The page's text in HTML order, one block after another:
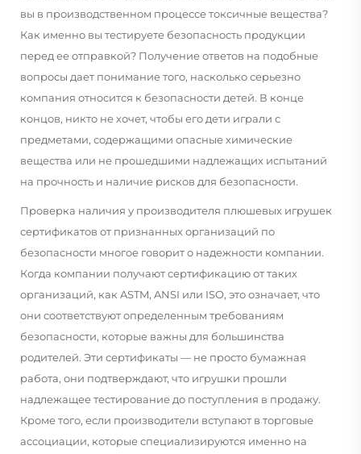
вы в производственном процессе токсичные вещества?
Как именно вы тестируете безопасность продукции
перед ее отправкой? Получение ответов на подобные
вопросы дает понимание того, насколько серьезно
компания относится к безопасности детей. В конце
концов, никто не хочет, чтобы его дети играли с
предметами, содержащими опасные химические
вещества или не прошедшими надлежащих испытаний
на прочность и наличие рисков для безопасности.
Проверка наличия у производителя плюшевых игрушек
сертификатов от признанных организаций по
безопасности многое говорит о надежности компании.
Когда компании получают сертификацию от таких
организаций, как ASTM, ANSI или ISO, это означает, что
они соответствуют определенным требованиям
безопасности, которые важны для большинства
родителей. Эти сертификаты — не просто бумажная
работа, они подтверждают, что игрушки прошли
надлежащее тестирование до поступления в продажу.
Кроме того, если производители вступают в торговые
ассоциации, которые специализируются именно на